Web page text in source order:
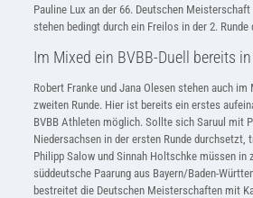
Pauline Lux an der 66. Deutschen
stehen bedingt durch ein Freilos in der 2. Runde
Im Mixed ein BVBB-Duell bereits
Robert Franke und Jana Olesen stehen auch
zweiten Runde. Hier ist bereits ein erstes
BVBB Athleten möglich. Sollte sich Saruul mit
Niedersachsen in der ersten Runde durchsetzt,
Philipp Salow und Sinnah Holtschke müssen in
süddeutsche Paarung aus Bayern/Baden-
bestreitet die Deutschen Meisterschaften mit